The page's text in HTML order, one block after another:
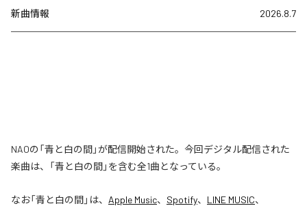
新曲情報 2026.8.7
NAOの「青と白の間」が配信開始された。今回デジタル配信された
楽曲は、「青と白の間」を含む全1曲となっている。
なお「青と白の間」は、 Apple Music、 Spotify、 LINE MUSIC、